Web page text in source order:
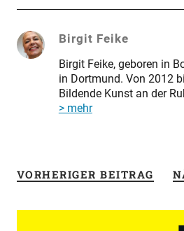
Birgit Feike
Birgit Feike, geboren in
in Dortmund. Von 2012
Bildende Kunst an der
> mehr
VORHERIGER BEITRAG